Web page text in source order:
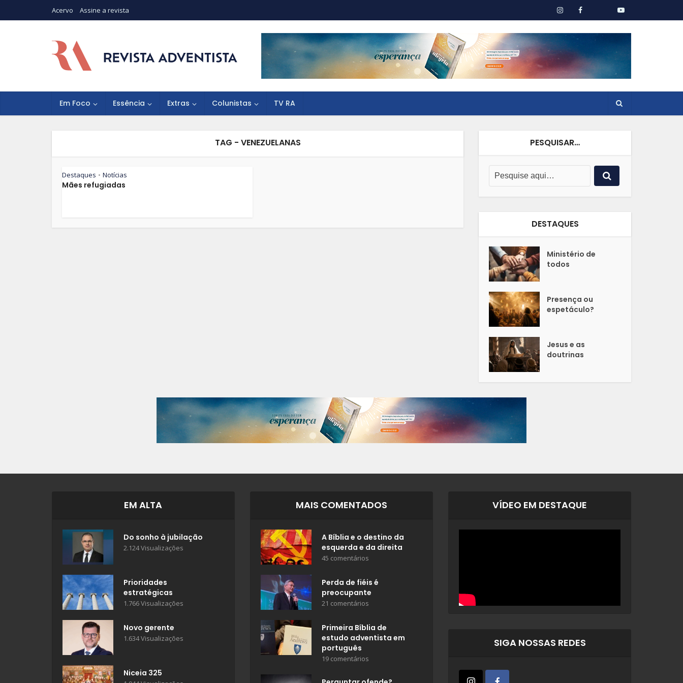
Acervo Assine a revista
Em Foco Essência Extras Colunistas TV RA
TAG - VENEZUELANAS
Destaques • Notícias
Mães refugiadas
PESQUISAR…
DESTAQUES
Ministério de
todos
Presença ou
espetáculo?
Jesus e as
doutrinas
EM ALTA
Do sonho à jubilação
2.124 Visualizações
Prioridades
estratégicas
1.766 Visualizações
Novo gerente
1.634 Visualizações
Niceia 325
MAIS COMENTADOS
A Bíblia e o destino da
esquerda e da direita
45 comentários
Perda de fiéis é
preocupante
21 comentários
Primeira Bíblia de
estudo adventista em
português
19 comentários
VÍDEO EM DESTAQUE
SIGA NOSSAS REDES